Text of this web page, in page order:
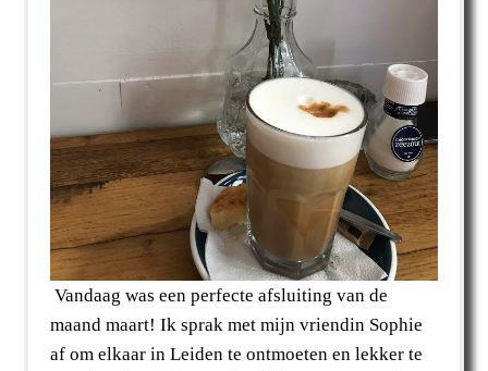
Vandaag was een perfecte afsluiting van de
maand maart! Ik sprak met mijn vriendin Sophie
af om elkaar in Leiden te ontmoeten en lekker te